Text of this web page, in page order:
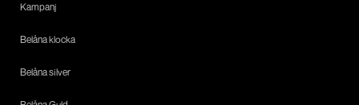
Kampanj
Belåna klocka
Belåna silver